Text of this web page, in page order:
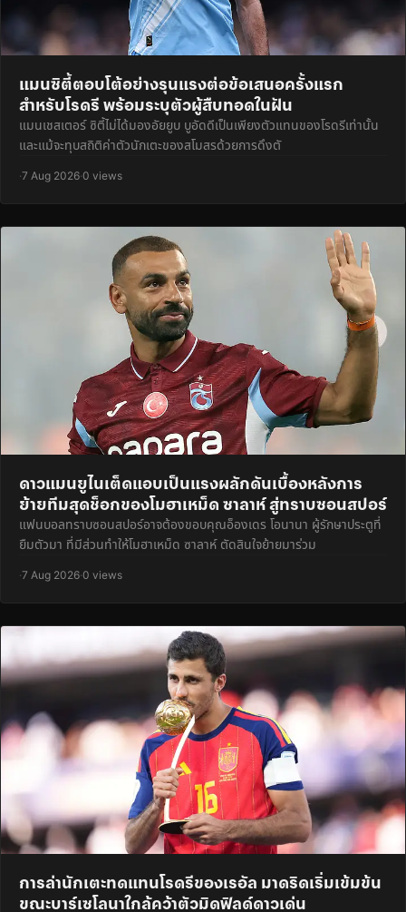
แมนซิตี้ตอบโต้อย่างรุนแรงต่อข้อเสนอครั้งแรก
สำหรับโรดรี พร้อมระบุตัวผู้สืบทอดในฝัน
แมนเชสเตอร์ ซิตี้ไม่ได้มองอัยยูบ บูอัดดีเป็นเพียงตัวแทนของโรดรีเท่านั้น
และแม้จะทุบสถิติค่าตัวนักเตะของสโมสรด้วยการดึงตั
·7 Aug 2026·0 views
ดาวแมนยูไนเต็ดแอบเป็นแรงผลักดันเบื้องหลังการ
ย้ายทีมสุดช็อกของโมฮาเหม็ด ซาลาห์ สู่ทราบซอนสปอร์
แฟนบอลทราบซอนสปอร์อาจต้องขอบคุณอ็องเดร โอนานา ผู้รักษาประตูที่
ยืมตัวมา ที่มีส่วนทำให้โมฮาเหม็ด ซาลาห์ ตัดสินใจย้ายมาร่วม
·7 Aug 2026·0 views
การล่านักเตะทดแทนโรดรีของเรอัล มาดริดเริ่มเข้มข้น
ขณะบาร์เซโลนาใกล้คว้าตัวมิดฟิลด์ดาวเด่น